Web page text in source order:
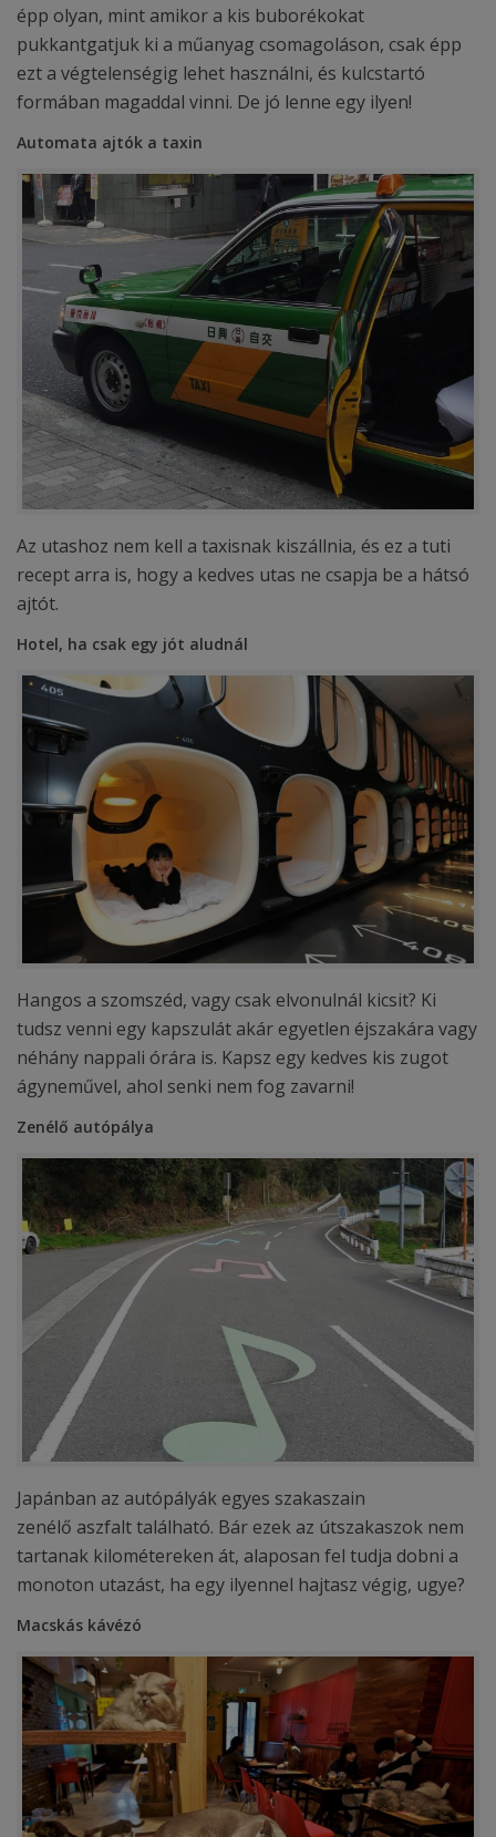
épp olyan, mint amikor a kis buborékokat
pukkantgatjuk ki a műanyag csomagoláson, csak épp
ezt a végtelenségig lehet használni, és kulcstartó
formában magaddal vinni. De jó lenne egy ilyen!
Automata ajtók a taxin
Az utashoz nem kell a taxisnak kiszállnia, és ez a tuti
recept arra is, hogy a kedves utas ne csapja be a hátsó
ajtót.
Hotel, ha csak egy jót aludnál
Hangos a szomszéd, vagy csak elvonulnál kicsit? Ki
tudsz venni egy kapszulát akár egyetlen éjszakára vagy
néhány nappali órára is. Kapsz egy kedves kis zugot
ágyneművel, ahol senki nem fog zavarni!
Zenélő autópálya
Japánban az autópályák egyes szakaszain
zenélő aszfalt található. Bár ezek az útszakaszok nem
tartanak kilométereken át, alaposan fel tudja dobni a
monoton utazást, ha egy ilyennel hajtasz végig, ugye?
Macskás kávézó